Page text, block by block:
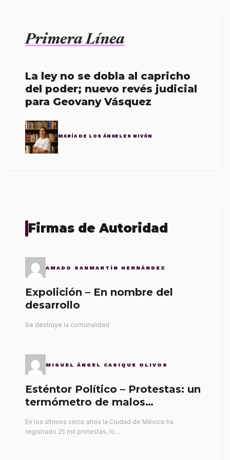
Primera Línea
La ley no se dobla al capricho
del poder; nuevo revés judicial
para Geovany Vásquez
MARÍA DE LOS ÁNGELES NIVÓN
Firmas de Autoridad
AMADO SANMARTÍN HERNÁNDEZ
Expolición – En nombre del
desarrollo
Se destruye la comunalidad
MIGUEL ÁNGEL CASIQUE OLIVOS
Esténtor Político – Protestas: un
termómetro de malos
En los últimos cinco años la Ciudad de México ha
registrado 25 mil protestas, lo…